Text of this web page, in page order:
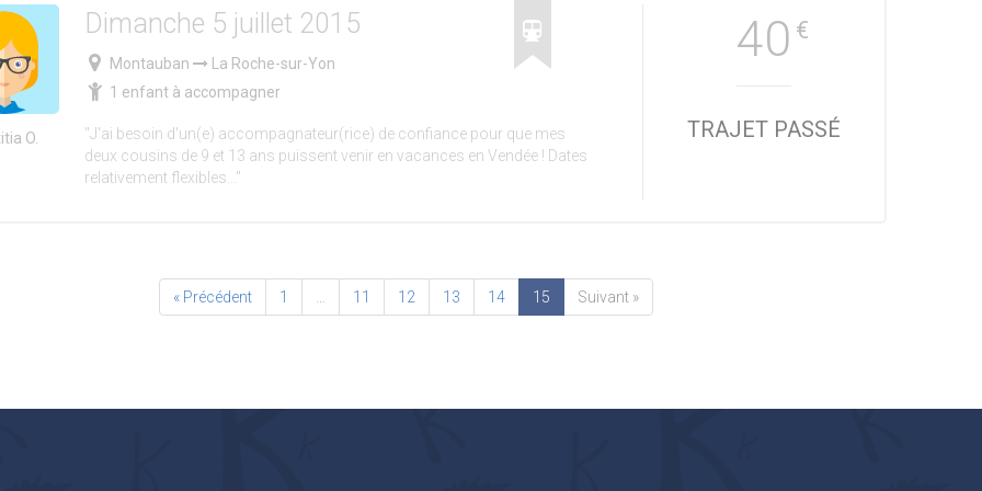
O.
Dimanche 5 juillet 2015
Montauban
La Roche-sur-Yon
1 enfant à accompagner
"J'ai besoin d'un(e) accompagnateur(rice) de confiance pour que mes
deux cousins de 9 et 13 ans puissent venir en vacances en Vendée ! Dates
relativement flexibles..."
40 €
TRAJET PASSÉ
« Précédent 1 … 11 12 13 14 15 Suivant »